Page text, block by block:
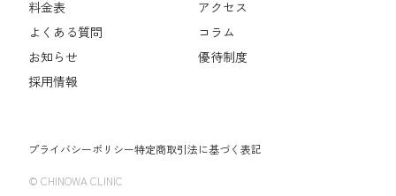
料金表
アクセス
よくある質問
コラム
お知らせ
優待制度
採用情報
プライバシーポリシー特定商取引法に基づく表記
© CHINOWA CLINIC